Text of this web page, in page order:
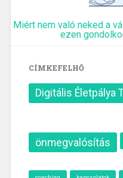
Miért nem való neked a
ezen
CÍMKEFELHŐ
Digitális Életpálya
önmegvalósítás